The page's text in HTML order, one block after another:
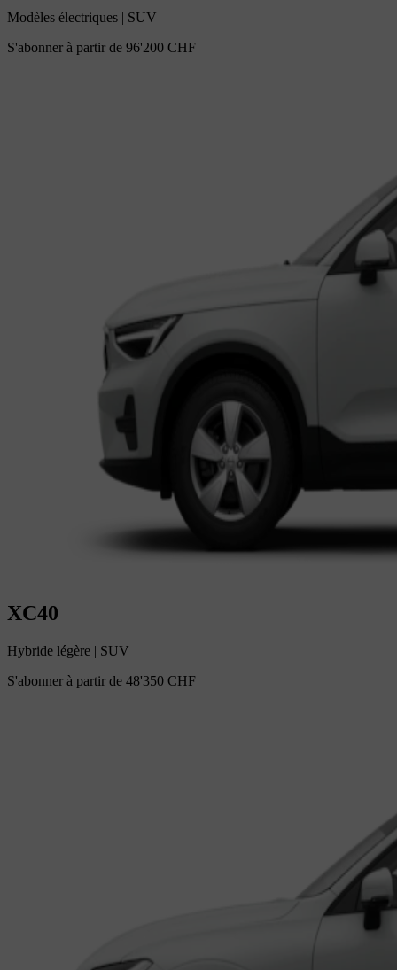
Modèles électriques | SUV
S'abonner à partir de 96'200 CHF
XC40
Hybride légère | SUV
S'abonner à partir de 48'350 CHF